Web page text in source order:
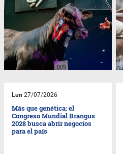
Lun 27/07/2026
Más que genética: el
Congreso Mundial Brangus
2028 busca abrir negocios
para el país